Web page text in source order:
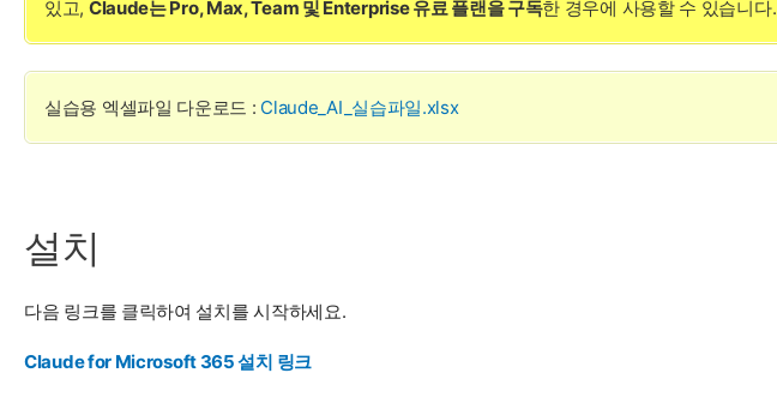
있고, Claude는 Pro, Max, Team 및 Enterprise 유료 플랜을 구독한 경우에 사용할 수 있습니다.
실습용 엑셀파일 다운로드 : Claude_AI_실습파일.xlsx
설치
다음 링크를 클릭하여 설치를 시작하세요.
Claude for Microsoft 365 설치 링크